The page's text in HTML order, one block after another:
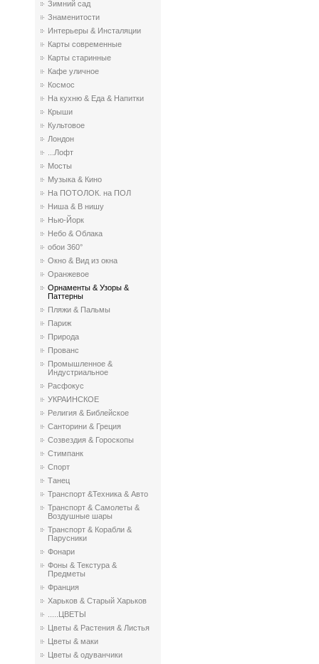
Зимний сад
Знаменитости
Интерьеры & Инсталяции
Карты современные
Карты старинные
Кафе уличное
Космос
На кухню & Еда & Напитки
Крыши
Культовое
Лондон
...Лофт
Мосты
Музыка & Кино
На ПОТОЛОК. на ПОЛ
Ниша & В нишу
Нью-Йорк
Небо & Облака
обои 360°
Окно & Вид из окна
Оранжевое
Орнаменты & Узоры &
Паттерны
Пляжи & Пальмы
Париж
Природа
Прованс
Промышленное &
Индустриальное
Расфокус
УКРАИНСКОЕ
Религия & Библейское
Санторини & Греция
Созвездия & Гороскопы
Стимпанк
Спорт
Танец
Транспорт &Техника & Авто
Транспорт & Самолеты &
Воздушные шары
Транспорт & Корабли &
Парусники
Фонари
Фоны & Текстура &
Предметы
Франция
Харьков & Старый Харьков
.....ЦВЕТЫ
Цветы & Растения & Листья
Цветы & маки
Цветы & одуванчики